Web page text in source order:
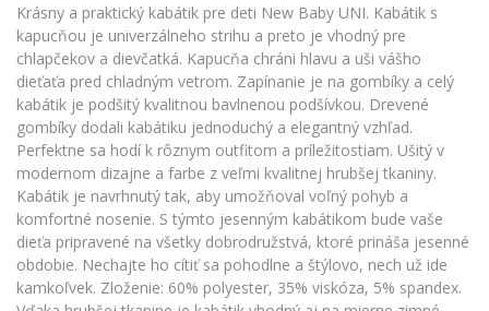
Krásny a praktický kabátik pre deti New Baby UNI. Kabátik s
kapucňou je univerzálneho strihu a preto je vhodný pre
chlapčekov a dievčatká. Kapucňa chráni hlavu a uši vášho
dieťaťa pred chladným vetrom. Zapínanie je na gombíky a celý
kabátik je podšitý kvalitnou bavlnenou podšívkou. Drevené
gombíky dodali kabátiku jednoduchý a elegantný vzhľad.
Perfektne sa hodí k rôznym outfitom a príležitostiam. Ušitý v
modernom dizajne a farbe z veľmi kvalitnej hrubšej tkaniny.
Kabátik je navrhnutý tak, aby umožňoval voľný pohyb a
komfortné nosenie. S týmto jesenným kabátikom bude vaše
dieťa pripravené na všetky dobrodružstvá, ktoré prináša jesenné
obdobie. Nechajte ho cítiť sa pohodlne a štýlovo, nech už ide
kamkoľvek. Zloženie: 60% polyester, 35% viskóza, 5% spandex.